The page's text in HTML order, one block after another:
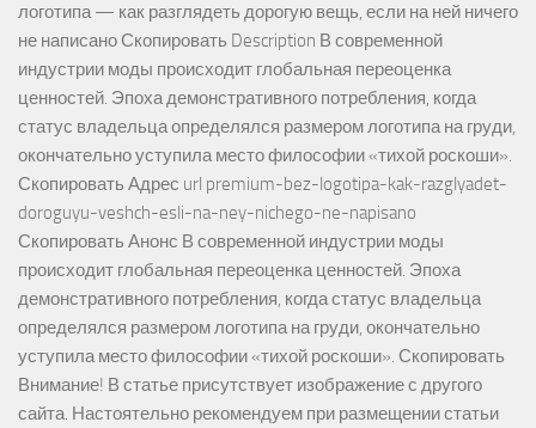
логотипа — как разглядеть дорогую вещь, если на ней ничего
не написано Скопировать Description В современной
индустрии моды происходит глобальная переоценка
ценностей. Эпоха демонстративного потребления, когда
статус владельца определялся размером логотипа на груди,
окончательно уступила место философии «тихой роскоши».
Скопировать Адрес url premium-bez-logotipa-kak-razglyadet-
doroguyu-veshch-esli-na-ney-nichego-ne-napisano
Скопировать Анонс В современной индустрии моды
происходит глобальная переоценка ценностей. Эпоха
демонстративного потребления, когда статус владельца
определялся размером логотипа на груди, окончательно
уступила место философии «тихой роскоши». Скопировать
Внимание! В статье присутствует изображение с другого
сайта. Настоятельно рекомендуем при размещении статьи